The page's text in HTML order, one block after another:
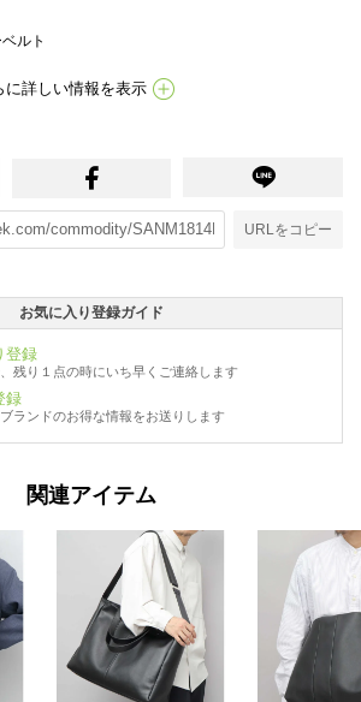
ルト
に詳しい情報を表示
URLをコピー
お気に入り登録ガイド
登録
残り１点の時にいち早くご連絡します
録
ランドのお得な情報をお送りします
関連アイテム